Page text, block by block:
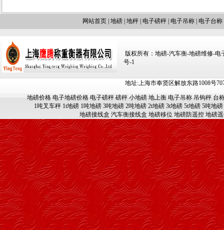
网站首页 地磅 地秤 电子磅秤 电子吊称 电子台称
版权所有：地磅-汽车衡-地磅维修-电
号-1
地址:上海市奉贤区解放东路1008号
地磅价格 电子地磅价格 电子磅秤 磅秤 小地磅 地上衡 电子吊称 吊钩秤 台
1吨叉车秤 1t地磅 1吨地磅 3吨地磅 2吨地磅 2t地磅 3t地磅 5t地磅 5吨地磅
地磅接线盒 汽车衡接线盒 地磅移位 地磅防遥控 地磅